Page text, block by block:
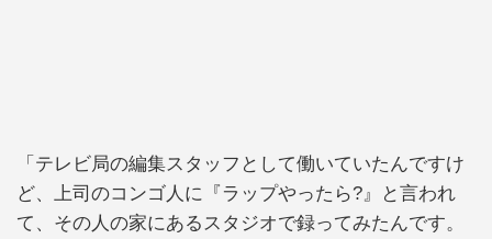
「テレビ局の編集スタッフとして働いていたんですけ
ど、上司のコンゴ人に『ラップやったら?』と言われ
て、その人の家にあるスタジオで録ってみたんです。